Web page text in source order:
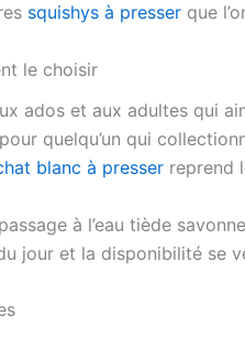
squishys à presser que
le choisir
ados et aux adultes qui
quelqu’un qui
blanc à presser reprend
à l’eau tiède
jour et la disponibilité se